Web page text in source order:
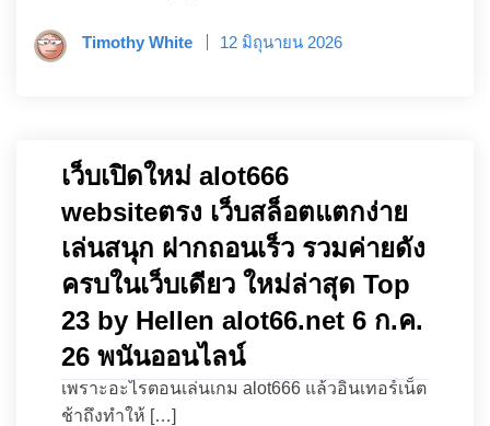
Timothy White 12 มิถุนายน 2026
เว็บเปิดใหม่ alot666
websiteตรง เว็บสล็อตแตกง่าย
เล่นสนุก ฝากถอนเร็ว รวมค่ายดัง
ครบในเว็บเดียว ใหม่ล่าสุด Top
23 by Hellen alot66.net 6 ก.ค.
26 พนันออนไลน์
เพราะอะไรตอนเล่นเกม alot666 แล้วอินเทอร์เน็ต
ช้าถึงทำให้ […]